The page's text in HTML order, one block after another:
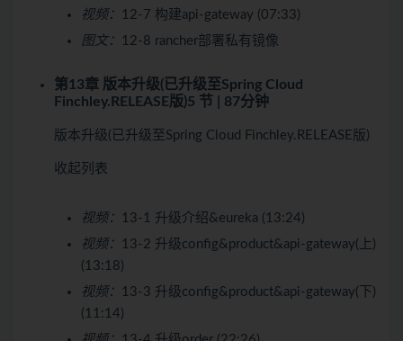
视频：
12-7 构建api-gateway (07:33)
图文：
12-8 rancher部署私有镜像
第13章 版本升级(已升级至Spring Cloud
Finchley.RELEASE版)5 节 | 87分钟
版本升级(已升级至Spring Cloud Finchley.RELEASE版)
收起列表
视频：
13-1 升级介绍&eureka (13:24)
视频：
13-2 升级config&product&api-gateway(上)
(13:18)
视频：
13-3 升级config&product&api-gateway(下)
(11:14)